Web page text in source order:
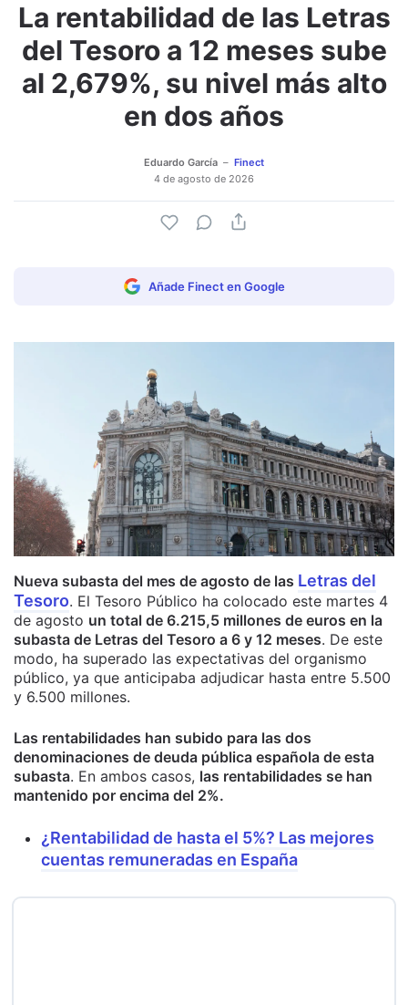
La rentabilidad de las Letras
del Tesoro a 12 meses sube
al 2,679%, su nivel más alto
en dos años
Eduardo García
Finect
4 de agosto de 2026
Añade Finect en Google
Nueva subasta del mes de agosto de las Letras del
Tesoro. El Tesoro Público ha colocado este martes 4
de agosto un total de 6.215,5 millones de euros en la
subasta de Letras del Tesoro a 6 y 12 meses. De este
modo, ha superado las expectativas del organismo
público, ya que anticipaba adjudicar hasta entre 5.500
y 6.500 millones.
Las rentabilidades han subido para las dos
denominaciones de deuda pública española de esta
subasta. En ambos casos, las rentabilidades se han
mantenido por encima del 2%.
¿Rentabilidad de hasta el 5%? Las mejores
cuentas remuneradas en España